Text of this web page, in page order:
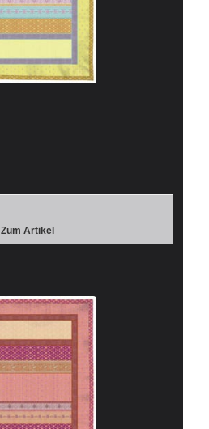
Zum Artikel